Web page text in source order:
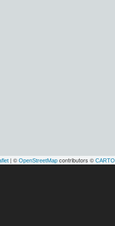
| © OpenStreetMap contributors © CARTO